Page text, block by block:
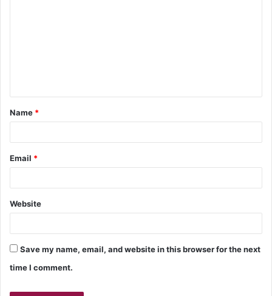
Name *
Email *
Website
Save my name, email, and website in this browser for the next
time I comment.